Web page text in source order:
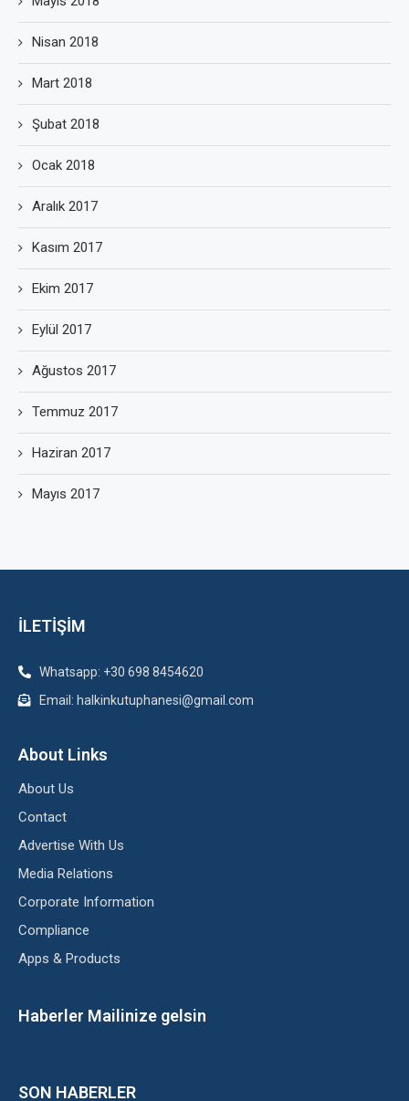
Nisan 2018
Mart 2018
Şubat 2018
Ocak 2018
Aralık 2017
Kasım 2017
Ekim 2017
Eylül 2017
Ağustos 2017
Temmuz 2017
Haziran 2017
Mayıs 2017
İLETİŞİM
Whatsapp: +30 698 8454620
Email: halkinkutuphanesi@gmail.com
About Links
About Us
Contact
Advertise With Us
Media Relations
Corporate Information
Compliance
Apps & Products
Haberler Mailinize gelsin
SON HABERLER